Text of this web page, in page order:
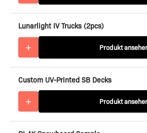
Lunarlight IV Trucks (2pcs)
+ Produkt
Custom UV-Printed SB Decks
+ Produkt